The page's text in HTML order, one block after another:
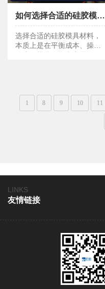
如何选择合适的硅胶模具材料？
如何选择合适的硅胶模具材料？
选择合适的硅胶模具材料，
本质上是在平衡成本、操作
1 8 9 10 11
LINKS
友情链接